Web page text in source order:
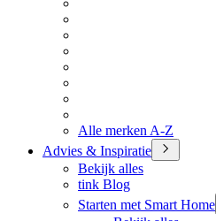
Alle merken A-Z
Advies & Inspiratie
Bekijk alles
tink Blog
Starten met Smart Home